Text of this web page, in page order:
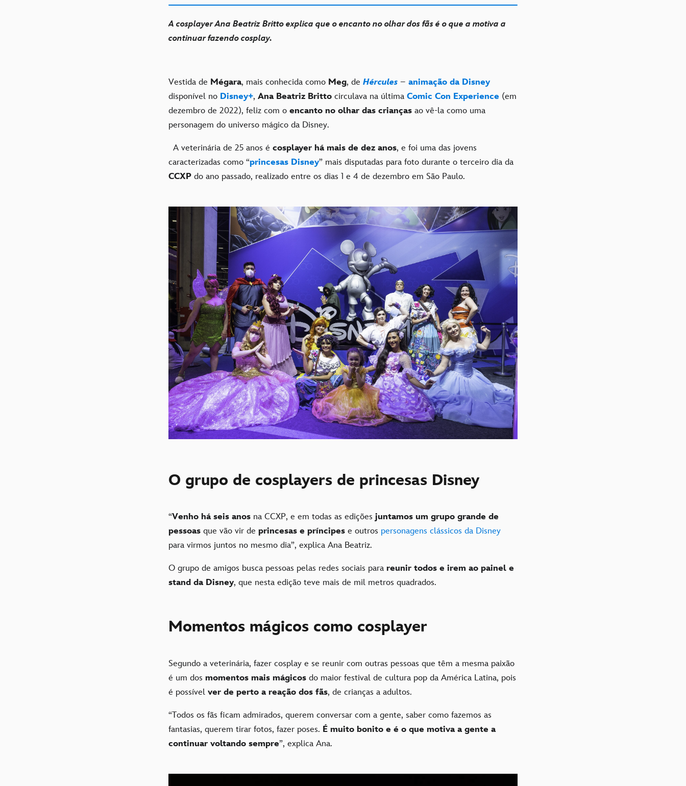
A cosplayer Ana Beatriz Britto explica que o encanto no olhar dos fãs é o que a motiva a
continuar fazendo cosplay.
Vestida de Mégara, mais conhecida como Meg, de Hércules – animação da Disney
disponível no Disney+, Ana Beatriz Britto circulava na última Comic Con Experience (em
dezembro de 2022), feliz com o encanto no olhar das crianças ao vê-la como uma
personagem do universo mágico da Disney.
A veterinária de 25 anos é cosplayer há mais de dez anos, e foi uma das jovens
caracterizadas como “princesas Disney” mais disputadas para foto durante o terceiro dia da
CCXP do ano passado, realizado entre os dias 1 e 4 de dezembro em São Paulo.
O grupo de cosplayers de princesas Disney
“Venho há seis anos na CCXP, e em todas as edições juntamos um grupo grande de
pessoas que vão vir de princesas e príncipes e outros personagens clássicos da Disney
para virmos juntos no mesmo dia”, explica Ana Beatriz.
O grupo de amigos busca pessoas pelas redes sociais para reunir todos e irem ao painel e
stand da Disney, que nesta edição teve mais de mil metros quadrados.
Momentos mágicos como cosplayer
Segundo a veterinária, fazer cosplay e se reunir com outras pessoas que têm a mesma paixão
é um dos momentos mais mágicos do maior festival de cultura pop da América Latina, pois
é possível ver de perto a reação dos fãs, de crianças a adultos.
“Todos os fãs ficam admirados, querem conversar com a gente, saber como fazemos as
fantasias, querem tirar fotos, fazer poses. É muito bonito e é o que motiva a gente a
continuar voltando sempre”, explica Ana.